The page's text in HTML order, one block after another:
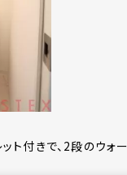
ト付きで、2段のウォ